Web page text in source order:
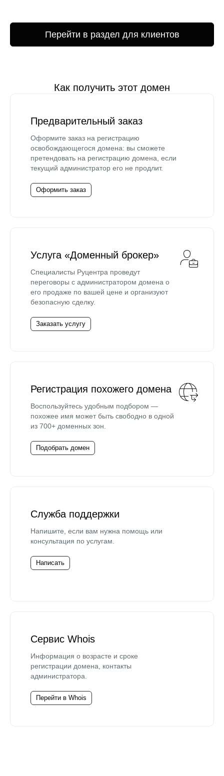
Перейти в раздел для клиентов
Как получить этот домен
Предварительный заказ
Оформите заказ на регистрацию
освобождающегося домена: вы сможете
претендовать на регистрацию домена, если
текущий администратор его не продлит.
Оформить заказ
Услуга «Доменный брокер»
Специалисты Руцентра проведут
переговоры с администратором домена о
его продаже по вашей цене и организуют
безопасную сделку.
Заказать услугу
Регистрация похожего домена
Воспользуйтесь удобным подбором —
похожее имя может быть свободно в одной
из 700+ доменных зон.
Подобрать домен
Служба поддержки
Напишите, если вам нужна помощь или
консультация по услугам.
Написать
Сервис Whois
Информация о возрасте и сроке
регистрации домена, контакты
администратора.
Перейти в Whois